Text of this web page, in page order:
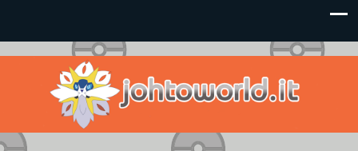
Johto World
Le novità più frizzanti dall'universo Pokémon e Nintendo